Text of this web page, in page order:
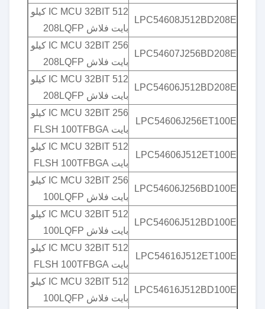
LPC54608J512BD208E
IC MCU 32BIT 512 كيلو
بايت فلاش 208LQFP
LPC54607J256BD208E
IC MCU 32BIT 256 كيلو
بايت فلاش 208LQFP
LPC54606J512BD208E
IC MCU 32BIT 512 كيلو
بايت فلاش 208LQFP
LPC54606J256ET100E
IC MCU 32BIT 256 كيلو
بايت FLSH 100TFBGA
LPC54606J512ET100E
IC MCU 32BIT 512 كيلو
بايت FLSH 100TFBGA
LPC54606J256BD100E
IC MCU 32BIT 256 كيلو
بايت فلاش 100LQFP
LPC54606J512BD100E
IC MCU 32BIT 512 كيلو
بايت فلاش 100LQFP
LPC54616J512ET100E
IC MCU 32BIT 512 كيلو
بايت FLSH 100TFBGA
LPC54616J512BD100E
IC MCU 32BIT 512 كيلو
بايت فلاش 100LQFP